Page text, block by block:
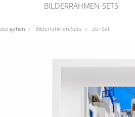
BILDERRAHMEN-SETS
gehen Bilderrahmen-Sets 2er Set